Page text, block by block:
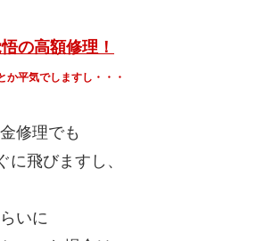
の高額修理！
平気でしますし・・・
修理でも
に飛びますし、
いに